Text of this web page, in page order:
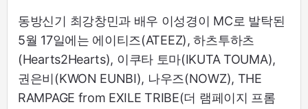
동방신기 최강창민과 배우 이성경이 MC로 발탁된
5월 17일에는 에이티즈(ATEEZ), 하츠투하츠
(Hearts2Hearts), 이쿠타 토마(IKUTA TOUMA),
권은비(KWON EUNBI), 나우즈(NOWZ), THE
RAMPAGE from EXILE TRIBE(더 램페이지 프롬